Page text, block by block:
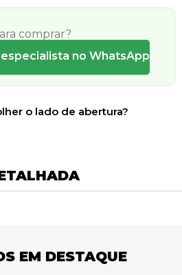
comprar?
no WhatsApp
o lado de abertura?
EM DESTAQUE